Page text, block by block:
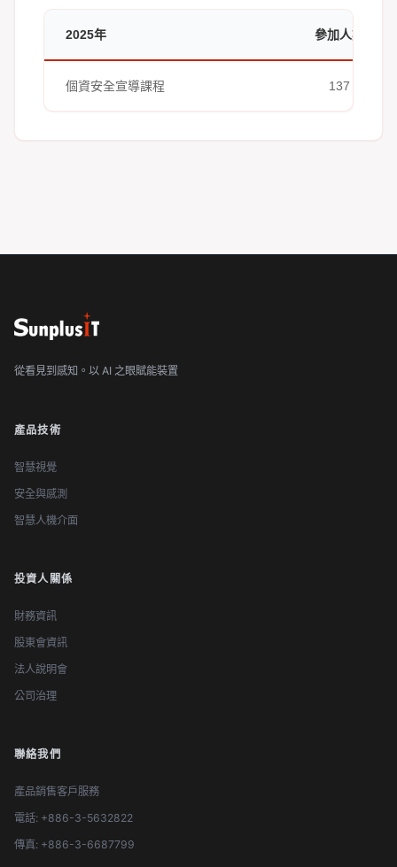
2025年 參加人數
個資安全宣導課程 137
從看見到感知。以 AI 之眼賦能裝置
產品技術
智慧視覺
安全與感測
智慧人機介面
投資人關係
財務資訊
股東會資訊
法人說明會
公司治理
聯絡我們
產品銷售客戶服務
電話: +886-3-5632822
傳真: +886-3-6687799